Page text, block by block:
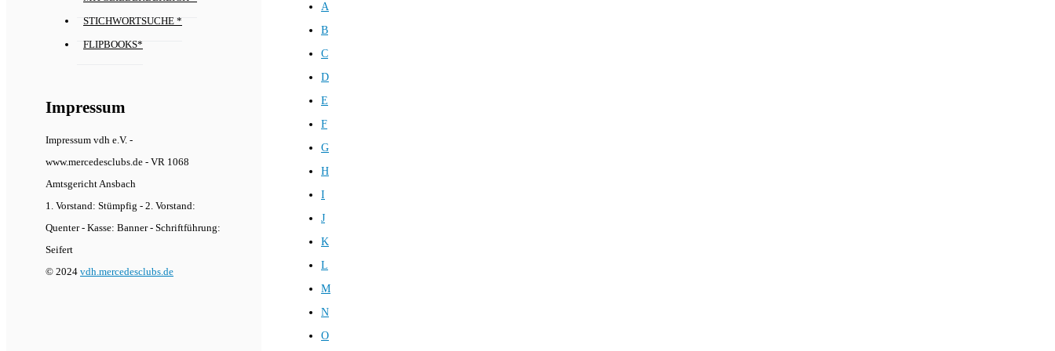
STICHWORTSUCHE *
FLIPBOOKS*
Impressum
Impressum vdh e.V. -
www.mercedesclubs.de - VR 1068
Amtsgericht Ansbach
1. Vorstand: Stümpfig - 2. Vorstand:
Quenter - Kasse: Banner - Schriftführung:
Seifert
© 2024 vdh.mercedesclubs.de
A
B
C
D
E
F
G
H
I
J
K
L
M
N
O